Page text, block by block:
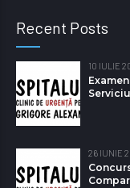
Recent Posts
10 IULIE
26 IUNIE